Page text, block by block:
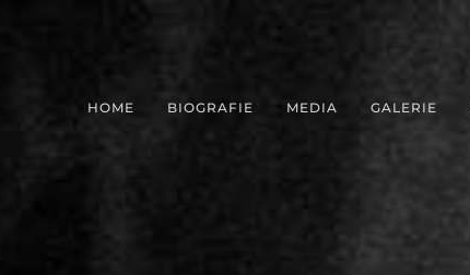
HOME BIOGRAFIE MEDIA GALERIE